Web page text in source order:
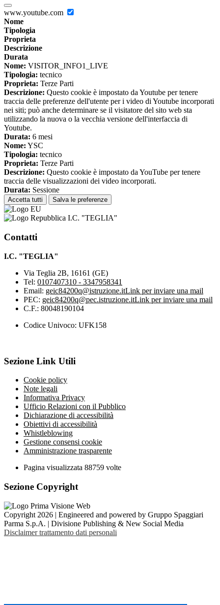
www.youtube.com
Nome
Tipologia
Proprieta
Descrizione
Durata
Nome: VISITOR_INFO1_LIVE
Tipologia: tecnico
Proprieta: Terze Parti
Descrizione: Questo cookie è impostato da Youtube per tenere
traccia delle preferenze dell'utente per i video di Youtube incorporati
nei siti; può anche determinare se il visitatore del sito web sta
utilizzando la nuova o la vecchia versione dell'interfaccia di
Youtube.
Durata: 6 mesi
Nome: YSC
Tipologia: tecnico
Proprieta: Terze Parti
Descrizione: Questo cookie è impostato da YouTube per tenere
traccia delle visualizzazioni dei video incorporati.
Durata: Sessione
Accetta tutti Salva le preferenze
I.C. "TEGLIA"
Contatti
I.C. "TEGLIA"
Via Teglia 2B, 16161 (GE)
Tel: 0107407310 - 3347958341
Email: geic84200q@istruzione.itLink per inviare una mail
PEC: geic84200q@pec.istruzione.itLink per inviare una mail
C.F.: 80048190104
Codice Univoco: UFK158
Sezione Link Utili
Cookie policy
Note legali
Informativa Privacy
Ufficio Relazioni con il Pubblico
Dichiarazione di accessibilità
Obiettivi di accessibilità
Whistleblowing
Gestione consensi cookie
Amministrazione trasparente
Pagina visualizzata 88759 volte
Sezione Copyright
Copyright 2026 | Engineered and powered by Gruppo Spaggiari
Parma S.p.A. | Divisione Publishing & New Social Media
Disclaimer trattamento dati personali